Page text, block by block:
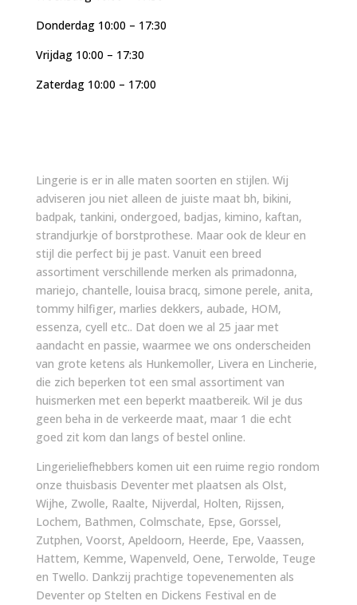
Donderdag 10:00 – 17:30
Vrijdag 10:00 – 17:30
Zaterdag 10:00 – 17:00
Lingerie is er in alle maten soorten en stijlen. Wij
adviseren jou niet alleen de juiste maat bh, bikini,
badpak, tankini, ondergoed, badjas, kimino, kaftan,
strandjurkje of borstprothese. Maar ook de kleur en
stijl die perfect bij je past. Vanuit een breed
assortiment verschillende merken als primadonna,
mariejo, chantelle, louisa bracq, simone perele, anita,
tommy hilfiger, marlies dekkers, aubade, HOM,
essenza, cyell etc.. Dat doen we al 25 jaar met
aandacht en passie, waarmee we ons onderscheiden
van grote ketens als Hunkemoller, Livera en Lincherie,
die zich beperken tot een smal assortiment van
huismerken met een beperkt maatbereik. Wil je dus
geen beha in de verkeerde maat, maar 1 die echt
goed zit kom dan langs of bestel online.
Lingerieliefhebbers komen uit een ruime regio rondom
onze thuisbasis Deventer met plaatsen als Olst,
Wijhe, Zwolle, Raalte, Nijverdal, Holten, Rijssen,
Lochem, Bathmen, Colmschate, Epse, Gorssel,
Zutphen, Voorst, Apeldoorn, Heerde, Epe, Vaassen,
Hattem, Kemme, Wapenveld, Oene, Terwolde, Teuge
en Twello. Dankzij prachtige topevenementen als
Deventer op Stelten en Dickens Festival en de